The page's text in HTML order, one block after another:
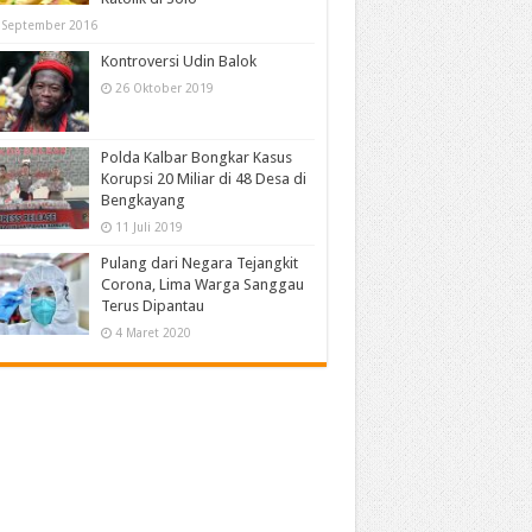
2016
Kontroversi Udin Balok
26 Oktober 2019
Polda Kalbar Bongkar Kasus
Korupsi 20 Miliar di 48 Desa di
Bengkayang
11 Juli 2019
Pulang dari Negara Tejangkit
Corona, Lima Warga Sanggau
Terus Dipantau
4 Maret 2020